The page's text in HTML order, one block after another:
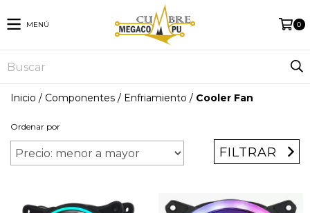
MENÚ 0
Inicio / Componentes / Enfriamiento / Cooler Fan
Ordenar por
FILTRAR